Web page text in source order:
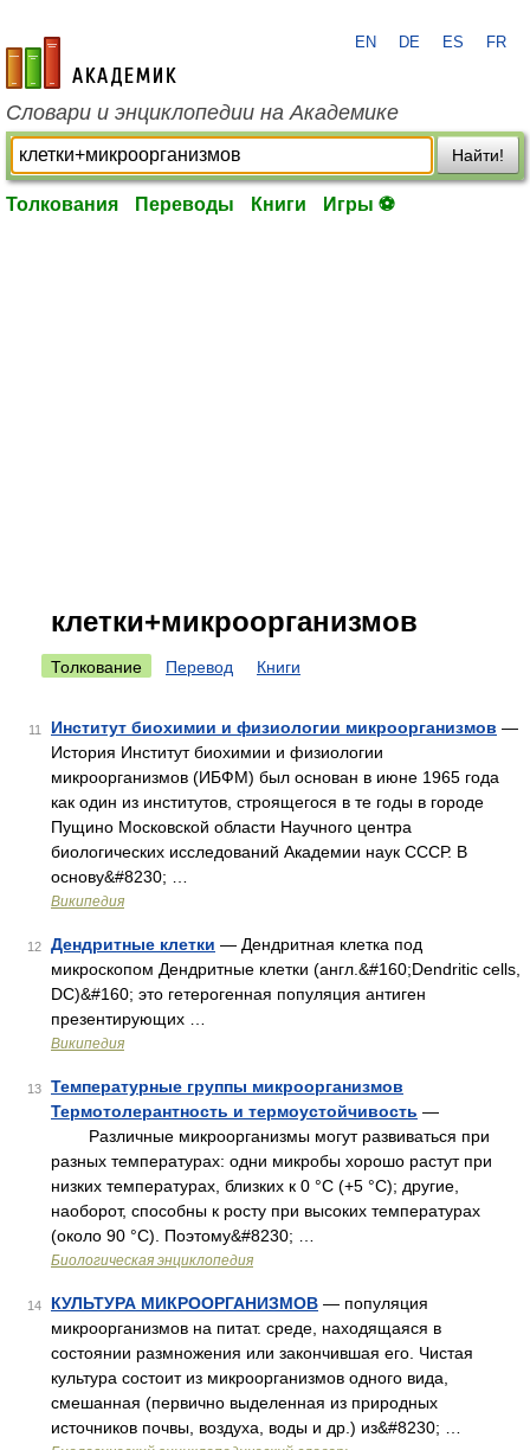
academic.ru
EN DE ES FR
Словари и энциклопедии на Академике
Найти!
Толкования Переводы Книги Игры ⚽
клетки+микроорганизмов
Толкование Перевод Книги
11 Институт биохимии и физиологии микроорганизмов —
История Институт биохимии и физиологии
микроорганизмов (ИБФМ) был основан в июне 1965 года
как один из институтов, строящегося в те годы в городе
Пущино Московской области Научного центра
биологических исследований Академии наук СССР. В
основу&#8230; …
Википедия
12 Дендритные клетки — Дендритная клетка под
микроскопом Дендритные клетки (англ.&#160;Dendritic cells,
DC)&#160; это гетерогенная популяция антиген
презентирующих …
Википедия
13
Температурные группы микроорганизмов
Термотолерантность и термоустойчивость —
Различные микроорганизмы могут развиваться при
разных температурах: одни микробы хорошо растут при
низких температурах, близких к 0 °С (+5 °С); другие,
наоборот, способны к росту при высоких температурах
(около 90 °С). Поэтому&#8230; …
Биологическая энциклопедия
14 КУЛЬТУРА МИКРООРГАНИЗМОВ — популяция
микроорганизмов на питат. среде, находящаяся в
состоянии размножения или закончившая его. Чистая
культура состоит из микроорганизмов одного вида,
смешанная (первично выделенная из природных
источников почвы, воздуха, воды и др.) из&#8230; …